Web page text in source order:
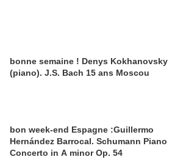
bonne semaine ! Denys Kokhanovsky
(piano). J.S. Bach 15 ans Moscou
bon week-end Espagne :Guillermo
Hernández Barrocal. Schumann Piano
Concerto in A minor Op. 54